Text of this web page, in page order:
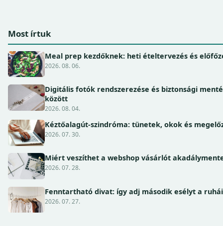
Most írtuk
Meal prep kezdőknek: heti ételtervezés és
2026. 08. 06.
Digitális fotók rendszerezése és biztonsági
között
2026. 08. 04.
Kéztőalagút-szindróma: tünetek, okok és
2026. 07. 30.
Miért veszíthet a webshop vásárlót
2026. 07. 28.
Fenntartható divat: így adj második esélyt a
2026. 07. 27.